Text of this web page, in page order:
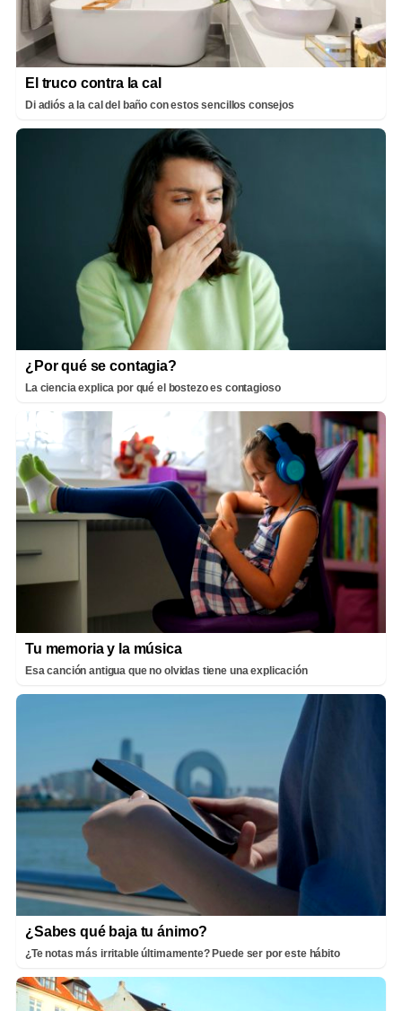
El truco contra la cal
Di adiós a la cal del baño con estos sencillos consejos
¿Por qué se contagia?
La ciencia explica por qué el bostezo es contagioso
Tu memoria y la música
Esa canción antigua que no olvidas tiene una explicación
¿Sabes qué baja tu ánimo?
¿Te notas más irritable últimamente? Puede ser por este hábito